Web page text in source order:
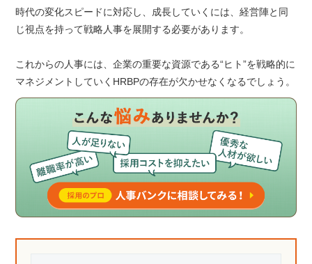
時代の変化スピードに対応し、成長していくには、経営陣と同
じ視点を持って戦略人事を展開する必要があります。
これからの人事には、企業の重要な資源である“ヒト”を戦略的に
マネジメントしていくHRBPの存在が欠かせなくなるでしょう。